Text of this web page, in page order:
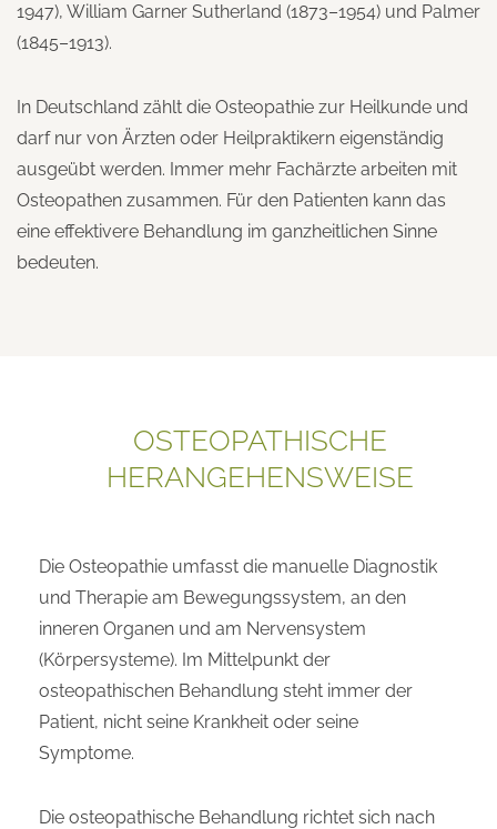
1947), William Garner Sutherland (1873–1954) und Palmer
(1845–1913).
In Deutschland zählt die Osteopathie zur Heilkunde und
darf nur von Ärzten oder Heilpraktikern eigenständig
ausgeübt werden. Immer mehr Fachärzte arbeiten mit
Osteopathen zusammen. Für den Patienten kann das
eine effektivere Behandlung im ganzheitlichen Sinne
bedeuten.
OSTEOPATHISCHE
HERANGEHENSWEISE
Die Osteopathie umfasst die manuelle Diagnostik
und Therapie am Bewegungssystem, an den
inneren Organen und am Nervensystem
(Körpersysteme). Im Mittelpunkt der
osteopathischen Behandlung steht immer der
Patient, nicht seine Krankheit oder seine
Symptome.
Die osteopathische Behandlung richtet sich nach